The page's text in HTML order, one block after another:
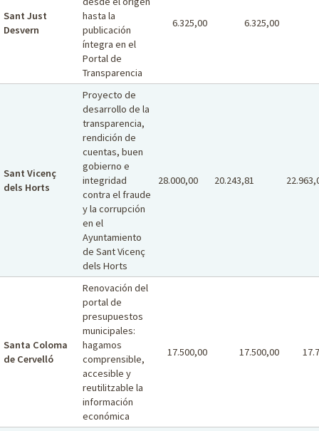
Sant Just
Desvern
hasta la
publicación
íntegra en el
Portal de
Transparencia
6.325,00 6.325,00
Sant Vicenç
dels Horts
Proyecto de
desarrollo de la
transparencia,
rendición de
cuentas, buen
gobierno e
integridad
contra el fraude
y la corrupción
en el
Ayuntamiento
de Sant Vicenç
dels Horts
28.000,00 20.243,81
Santa Coloma
de Cervelló
Renovación del
portal de
presupuestos
municipales:
hagamos
comprensible,
accesible y
reutilitzable la
información
económica
17.500,00 17.500,00